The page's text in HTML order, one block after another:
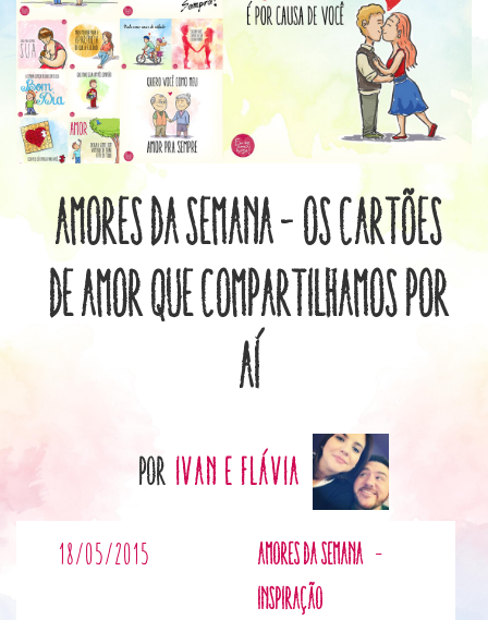
Amores da Semana – Os cartões
de amor que compartilhamos por
aí
por Ivan e Flávia
18/05/2015 Amores da Semana -
Inspiração